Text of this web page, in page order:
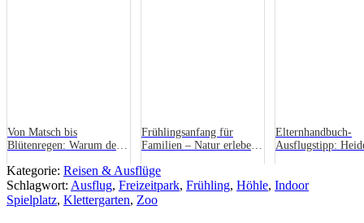
Von Matsch bis
Blütenregen: Warum der
Jahreszeit zum Spielen ist
Frühlingsanfang für
Familien – Natur erleben
Elternhandbuch-
Ausflugstipp:
Kategorie: Reisen & Ausflüge
Schlagwort: Ausflug, Freizeitpark, Frühling, Höhle, Indoor
Spielplatz, Klettergarten, Zoo